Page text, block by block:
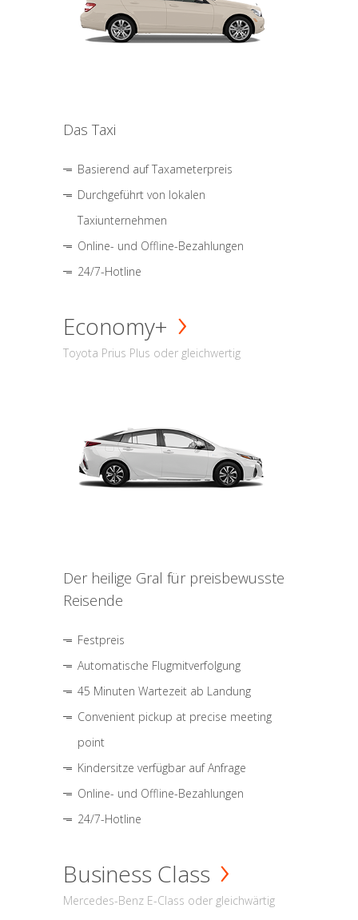
Das Taxi
Basierend auf Taxameterpreis
Durchgeführt von lokalen
Taxiunternehmen
Online- und Offline-Bezahlungen
24/7-Hotline
Economy+
Toyota Prius Plus oder gleichwertig
Der heilige Gral für preisbewusste
Reisende
Festpreis
Automatische Flugmitverfolgung
45 Minuten Wartezeit ab Landung
Convenient pickup at precise meeting
point
Kindersitze verfügbar auf Anfrage
Online- und Offline-Bezahlungen
24/7-Hotline
Business Class
Mercedes-Benz E-Class oder gleichwärtig